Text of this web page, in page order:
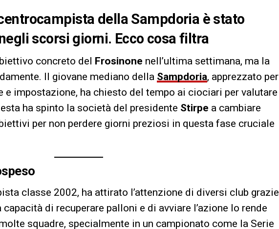
della Sampdoria è stato
scorsi giorni. Ecco cosa filtra
concreto del Frosinone nell’ultima settimana, ma la
Il giovane mediano della Sampdoria, apprezzato per
e impostazione, ha chiesto del tempo ai ciociari per valutare
ha spinto la società del presidente Stirpe a cambiare
per non perdere giorni preziosi in questa fase cruciale
classe 2002, ha attirato l’attenzione di diversi club grazie
di recuperare palloni e di avviare l’azione lo rende
squadre, specialmente in un campionato come la Serie